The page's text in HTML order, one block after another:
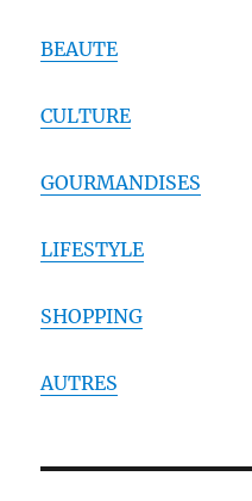
BEAUTE
CULTURE
GOURMANDISES
LIFESTYLE
SHOPPING
AUTRES